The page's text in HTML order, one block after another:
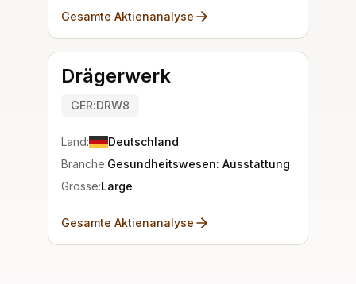
Gesamte Aktienanalyse
Drägerwerk
GER:DRW8
Land:
Deutschland
Branche:Gesundheitswesen: Ausstattung
Grösse:Large
Gesamte Aktienanalyse